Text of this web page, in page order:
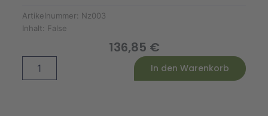
Artikelnummer: Nz003
Inhalt: False
136,85 €
In den Warenkorb
Alternative: